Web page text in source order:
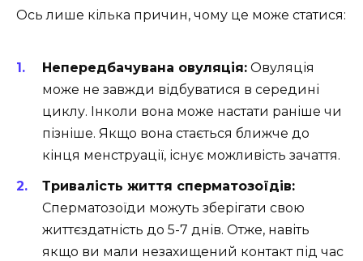
Ось лише кілька причин, чому це може статися:
Непередбачувана овуляція: Овуляція
може не завжди відбуватися в середині
циклу. Інколи вона може настати раніше чи
пізніше. Якщо вона стається ближче до
кінця менструації, існує можливість зачаття.
Тривалість життя сперматозоїдів:
Сперматозоїди можуть зберігати свою
життєздатність до 5-7 днів. Отже, навіть
якщо ви мали незахищений контакт під час